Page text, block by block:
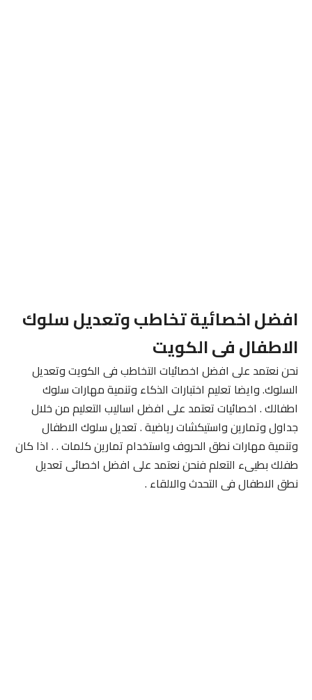
افضل اخصائية تخاطب وتعديل سلوك
الاطفال فى الكويت
نحن نعتمد على افضل اخصائيات التخاطب فى الكويت وتعديل
السلوك. وايضا تعليم اختبارات الذكاء وتنمية مهارات سلوك
اطفالك . اخصائيات تعتمد على افضل اساليب التعليم من خلال
جداول وتمارين واستيكشات رياضية . تعديل سلوك الاطفال
وتنمية مهارات نطق الحروف واستخدام تمارين كلمات . . اذا كان
طفلك بطيىء التعلم فنحن نعتمد على افضل اخصائى تعديل
نطق الاطفال فى التحدث والالقاء .